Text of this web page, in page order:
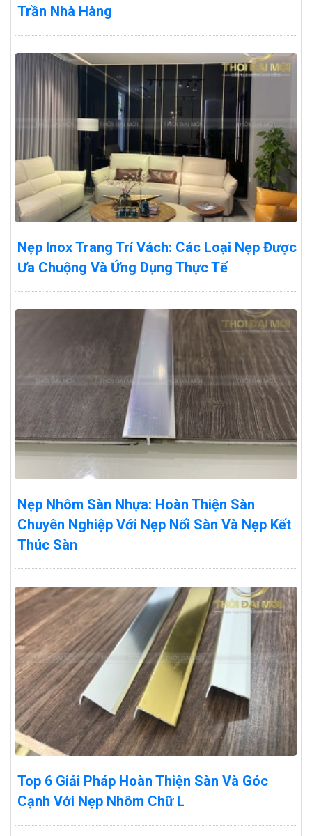
Trần Nhà Hàng
Nẹp Inox Trang Trí Vách: Các Loại Nẹp Được
Ưa Chuộng Và Ứng Dụng Thực Tế
Nẹp Nhôm Sàn Nhựa: Hoàn Thiện Sàn
Chuyên Nghiệp Với Nẹp Nối Sàn Và Nẹp Kết
Thúc Sàn
Top 6 Giải Pháp Hoàn Thiện Sàn Và Góc
Cạnh Với Nẹp Nhôm Chữ L